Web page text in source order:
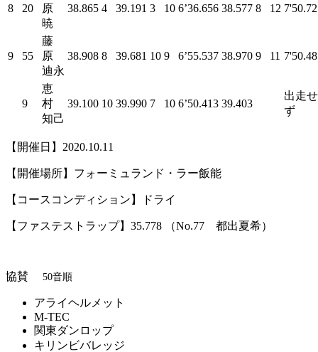
8 20
原
暁
38.865 4 39.191 3 10 6’36.656 38.577 8 12
9 55
藤
原
迪永
38.908 8 39.681 10 9 6’55.537 38.970 9 11
9
恵
村
知己
39.100 10 39.990 7 10 6’50.413 39.403
出走せ
ず
【開催日】2020.10.11
【開催場所】フォーミュランド・ラー飯能
【コースコンディション】ドライ
【ファステストラップ】35.778 （No.77 都出夏希）
協賛 50音順
アライヘルメット
M-TEC
関東ダンロップ
キリンビバレッジ